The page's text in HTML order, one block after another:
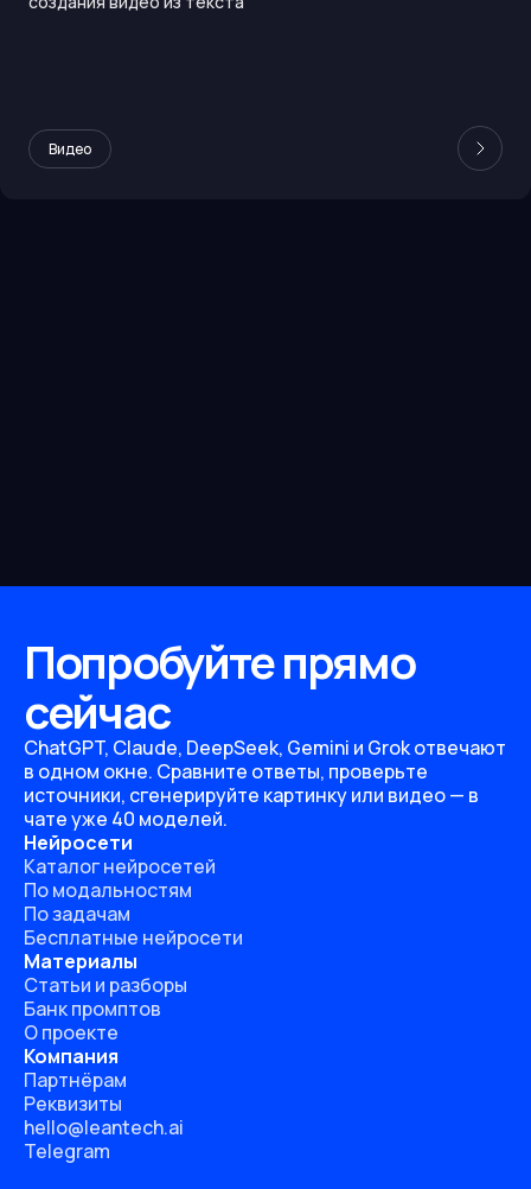
Видео
Попробуйте прямо
сейчас
ChatGPT, Claude, DeepSeek, Gemini и Grok отвечают
в одном окне. Сравните ответы, проверьте
источники, сгенерируйте картинку или видео — в
чате уже 40 моделей.
Нейросети
Каталог нейросетей
По модальностям
По задачам
Бесплатные нейросети
Материалы
Статьи и разборы
Банк промптов
О проекте
Компания
Партнёрам
Реквизиты
hello@leantech.ai
Telegram